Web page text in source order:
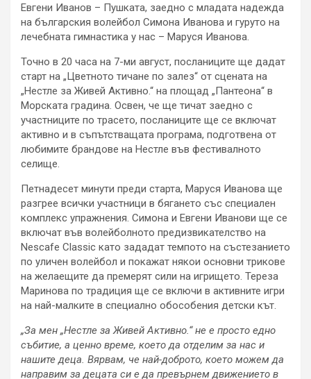
Евгени Иванов – Пушката, заедно с младата надежда
на българския волейбол Симона Иванова и гуруто на
лечебната гимнастика у нас – Маруся Иванова.
Точно в 20 часа на 7-ми август, посланиците ще дадат
старт на „Цветното тичане по залез“ от сцената на
„Нестле за Живей Активно.“ на площад „Пантеона“ в
Морската градина. Освен, че ще тичат заедно с
участниците по трасето, посланиците ще се включат
активно и в съпътстващата програма, подготвена от
любимите брандове на Нестле във фестивалното
селище.
Петнадесет минути преди старта, Маруся Иванова ще
разгрее всички участници в бягането със специален
комплекс упражнения. Симона и Евгени Иванови ще се
включат във волейболното предизвикателство на
Nescafe Classic като зададат темпото на състезанието
по уличен волейбол и покажат някои основни трикове
на желаещите да премерят сили на игрището. Тереза
Маринова по традиция ще се включи в активните игри
на най-малките в специално обособения детски кът.
„За мен „Нестле за Живей Активно.“ не е просто едно
събитие, а ценно време, което да отделим за нас и
нашите деца. Вярвам, че най-доброто, което можем да
направим за децата си е да превърнем движението в